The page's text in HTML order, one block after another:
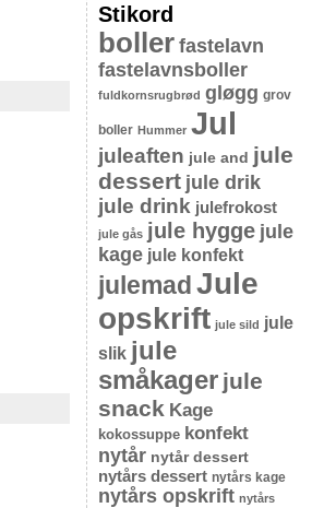
Stikord
boller fastelavn
fastelavnsboller
fuldkornsrugbrød gløgg grov
boller Hummer Jul
juleaften jule and jule
dessert jule drik
jule drink julefrokost
jule gås jule hygge jule
kage jule konfekt
julemad Jule
opskrift jule sild jule
slik jule
småkager jule
snack Kage
kokossuppe konfekt
nytår nytår dessert
nytårs dessert nytårs kage
nytårs opskrift nytårs